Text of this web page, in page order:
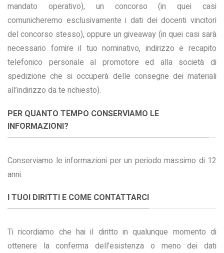
mandato operativo), un concorso (in quei casi
comunicheremo esclusivamente i dati dei docenti vincitori
del concorso stesso), oppure un giveaway (in quei casi sarà
necessario fornire il tuo nominativo, indirizzo e recapito
telefonico personale al promotore ed alla società di
spedizione che si occuperà delle consegne dei materiali
all’indirizzo da te richiesto).
PER QUANTO TEMPO CONSERVIAMO LE
INFORMAZIONI?
Conserviamo le informazioni per un periodo massimo di 12
anni.
I TUOI DIRITTI E COME CONTATTARCI
Ti ricordiamo che hai il diritto in qualunque momento di
ottenere la conferma dell’esistenza o meno dei dati